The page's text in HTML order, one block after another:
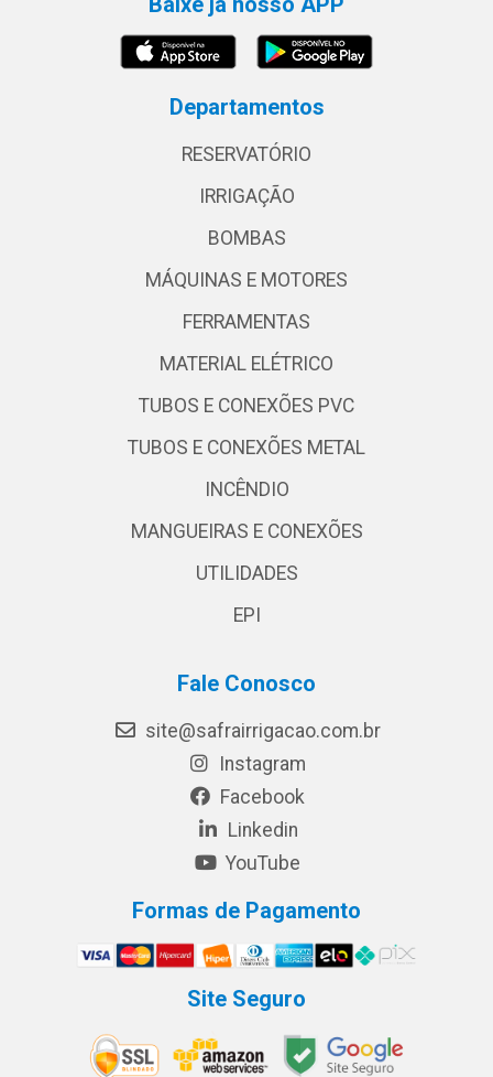
Departamentos
RESERVATÓRIO
IRRIGAÇÃO
BOMBAS
MÁQUINAS E MOTORES
FERRAMENTAS
MATERIAL ELÉTRICO
TUBOS E CONEXÕES PVC
TUBOS E CONEXÕES METAL
INCÊNDIO
MANGUEIRAS E CONEXÕES
UTILIDADES
EPI
Fale Conosco
site@safrairrigacao.com.br
Instagram
Facebook
Linkedin
YouTube
Formas de Pagamento
Site Seguro